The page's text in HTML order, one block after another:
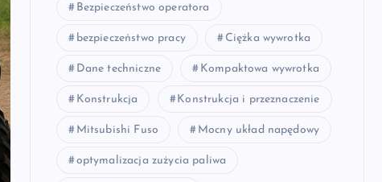
Bezpieczeństwo operatora
bezpieczeństwo pracy Ciężka wywrotka
Dane techniczne Kompaktowa wywrotka
Konstrukcja Konstrukcja i przeznaczenie
Mitsubishi Fuso Mocny układ napędowy
optymalizacja zużycia paliwa